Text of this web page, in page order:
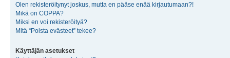
Olen rekisteröitynyt joskus, mutta en pääse enää kirjautumaan?!
Mikä on COPPA?
Miksi en voi rekisteröityä?
Mitä “Poista evästeet” tekee?
Käyttäjän asetukset